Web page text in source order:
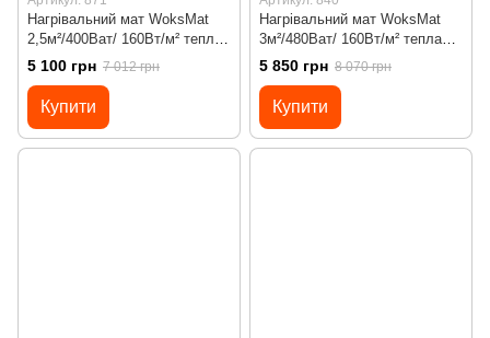
Нагрівальний мат WoksMat
2,5м²/400Ват/ 160Вт/м² тепла
підлога під плитку з
програмованим
терморегулятором Х45
5 100 грн 7 012 грн
Купити
Нагрівальний мат WoksMat
3м²/480Ват/ 160Вт/м² тепла
підлога під плитку з
програмованим
терморегулятором Х55
5 850 грн 8 070 грн
Купити